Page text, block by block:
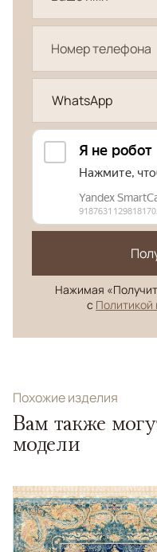
WhatsApp
Нажимая
с Политикой
Похожие изделия
Вам также
модели